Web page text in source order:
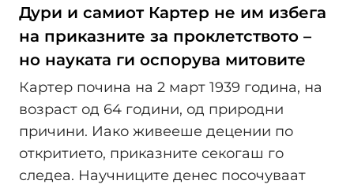
Дури и самиот Картер не им избега
на приказните за проклетството –
но науката ги оспорува митовите
Картер почина на 2 март 1939 година, на
возраст од 64 години, од природни
причини. Иако живееше децении по
откритието, приказните секогаш го
следеа. Научниците денес посочуваат